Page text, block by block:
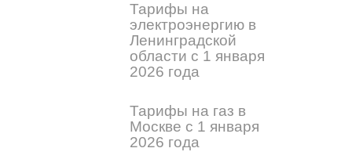
Тарифы на
электроэнергию в
Ленинградской
области с 1 января
2026 года
Тарифы на газ в
Москве с 1 января
2026 года